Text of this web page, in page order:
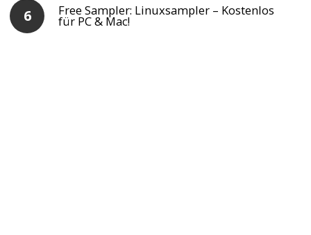
Free Sampler: Linuxsampler – Kostenlos
für PC & Mac!